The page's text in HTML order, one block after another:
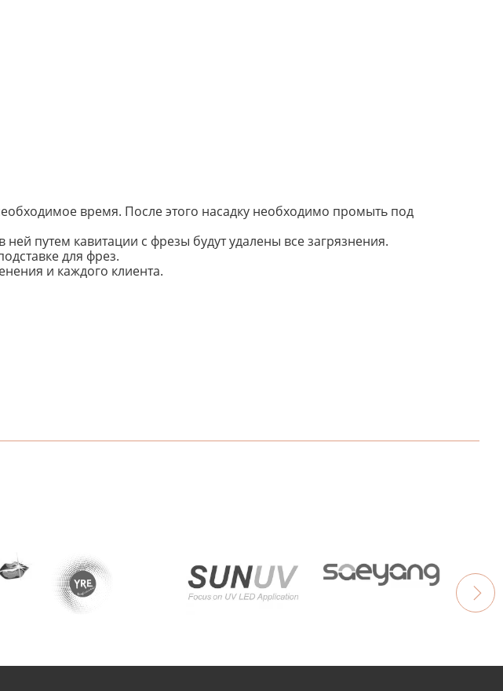
время. После этого насадку необходимо промыть под
путем кавитации с фрезы будут удалены все загрязнения.
для фрез.
и каждого клиента.
отзыв.